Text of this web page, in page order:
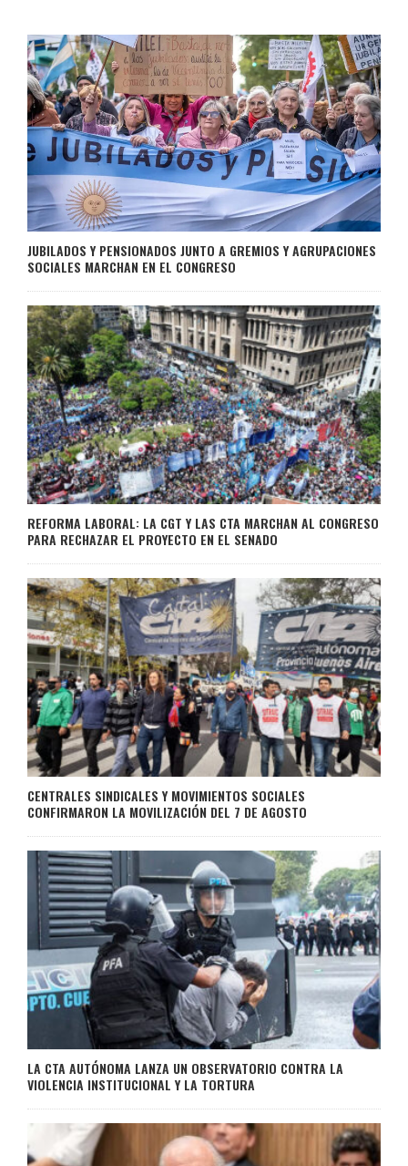
JUBILADOS Y PENSIONADOS JUNTO A GREMIOS Y AGRUPACIONES
SOCIALES MARCHAN EN EL CONGRESO
REFORMA LABORAL: LA CGT Y LAS CTA MARCHAN AL CONGRESO
PARA RECHAZAR EL PROYECTO EN EL SENADO
CENTRALES SINDICALES Y MOVIMIENTOS SOCIALES
CONFIRMARON LA MOVILIZACIÓN DEL 7 DE AGOSTO
LA CTA AUTÓNOMA LANZA UN OBSERVATORIO CONTRA LA
VIOLENCIA INSTITUCIONAL Y LA TORTURA